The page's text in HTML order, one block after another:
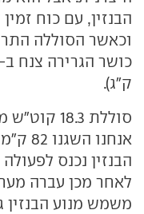
הבנזין, עם כוח
וכאשר הסוללה
ק"ג).
לאחר מכן עברה
משמש מנוע הבנזין